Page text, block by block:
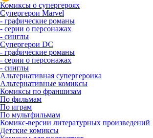
Комиксы о супергероях
Супергерои Marvel
- графические романы
- серии о персонажах
- синглы
Супергерои DC
- графические романы
- серии о персонажах
- синглы
Альтернативная супергероика
Альтернативные комиксы
Комиксы по франшизам
По фильмам
По играм
По мультфильмам
Комикс-версии литературных произведений
Детские комиксы